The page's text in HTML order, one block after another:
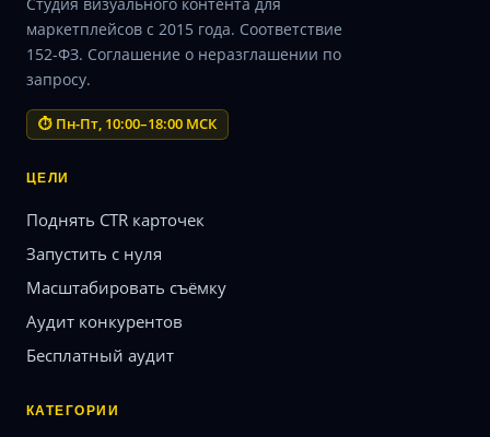
маркетплейсов с 2015 года. Соответствие
152-ФЗ. Соглашение о неразглашении по
запросу.
⏱ Пн-Пт, 10:00–18:00 МСК
ЦЕЛИ
Поднять CTR карточек
Запустить с нуля
Масштабировать съёмку
Аудит конкурентов
Бесплатный аудит
КАТЕГОРИИ